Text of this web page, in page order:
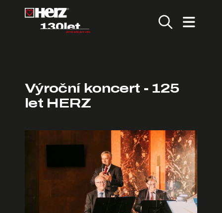
Výroční koncert - 125
let HERZ